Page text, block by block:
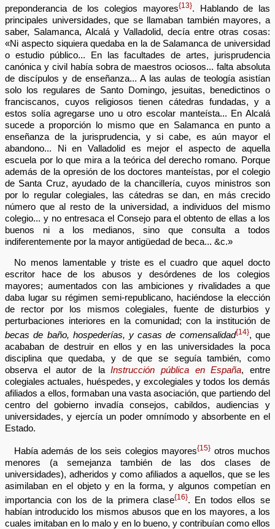
preponderancia de los colegios mayores{13}. Hablando de las
principales universidades, que se llamaban también mayores, a
saber, Salamanca, Alcalá y Valladolid, decía entre otras cosas:
«Ni aspecto siquiera quedaba en la de Salamanca de universidad
o estudio público... En las facultades de artes, jurisprudencia
canónica y civil había sobra de maestros ociosos... falta absoluta
de discípulos y de enseñanza... A las aulas de teología asistían
solo los regulares de Santo Domingo, jesuitas, benedictinos o
franciscanos, cuyos religiosos tienen cátedras fundadas, y a
estos solía agregarse uno u otro escolar manteísta... En Alcalá
sucede a proporción lo mismo que en Salamanca en punto a
enseñanza de la jurisprudencia, y si cabe, es aún mayor el
abandono... Ni en Valladolid es mejor el aspecto de aquella
escuela por lo que mira a la teórica del derecho romano. Porque
además de la opresión de los doctores manteístas, por el colegio
de Santa Cruz, ayudado de la chancillería, cuyos ministros son
por lo regular colegiales, las cátedras se dan, en más crecido
número que al resto de la universidad, a individuos del mismo
colegio... y no entresaca el Consejo para el obtento de ellas a los
buenos ni a los medianos, sino que consulta a todos
indiferentemente por la mayor antigüedad de beca... &c.»
No menos lamentable y triste es el cuadro que aquel docto
escritor hace de los abusos y desórdenes de los colegios
mayores; aumentados con las ambiciones y rivalidades a que
daba lugar su régimen semi-republicano, haciéndose la elección
de rector por los mismos colegiales, fuente de disturbios y
perturbaciones interiores en la comunidad; con la institución de
becas de baño, hospederías, y casas de comensalidad{14}, que
acababan de destruir en ellos y en las universidades la poca
disciplina que quedaba, y de que se seguía también, como
observa el autor de laInstrucción pública en España, entre
colegiales actuales, huéspedes, y excolegiales y todos los demás
afiliados a ellos, formaban una vasta asociación, que partiendo del
centro del gobierno invadía consejos, cabildos, audiencias y
universidades, y ejercía un poder omnímodo y absorbente en el
Estado.
Había además de los seis colegios mayores{15} otros muchos
menores (a semejanza también de las dos clases de
universidades), adheridos y como afiliados a aquellos, que se les
asimilaban en el objeto y en la forma, y algunos competían en
importancia con los de la primera clase{16}. En todos ellos se
habían introducido los mismos abusos que en los mayores, a los
cuales imitaban en lo malo y en lo bueno, y contribuían como ellos